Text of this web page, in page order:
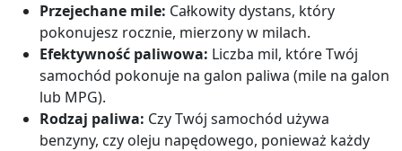
Przejechane mile: Całkowity dystans, który
pokonujesz rocznie, mierzony w milach.
Efektywność paliwowa: Liczba mil, które Twój
samochód pokonuje na galon paliwa (mile na galon
lub MPG).
Rodzaj paliwa: Czy Twój samochód używa
benzyny, czy oleju napędowego, ponieważ każdy